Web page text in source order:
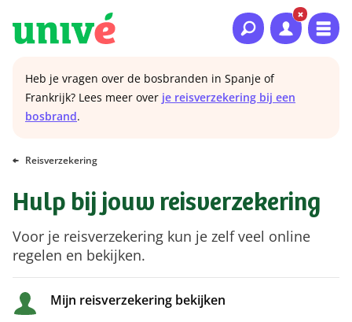
Naar hoofdinhoud
Naar hoofdnavigatie
Naar footer
Heb je vragen over de bosbranden in Spanje of
Frankrijk? Lees meer over je reisverzekering bij een
bosbrand.
Reisverzekering
Hulp bij jouw reisverzekering
Voor je reisverzekering kun je zelf veel online
regelen en bekijken.
Mijn reisverzekering bekijken